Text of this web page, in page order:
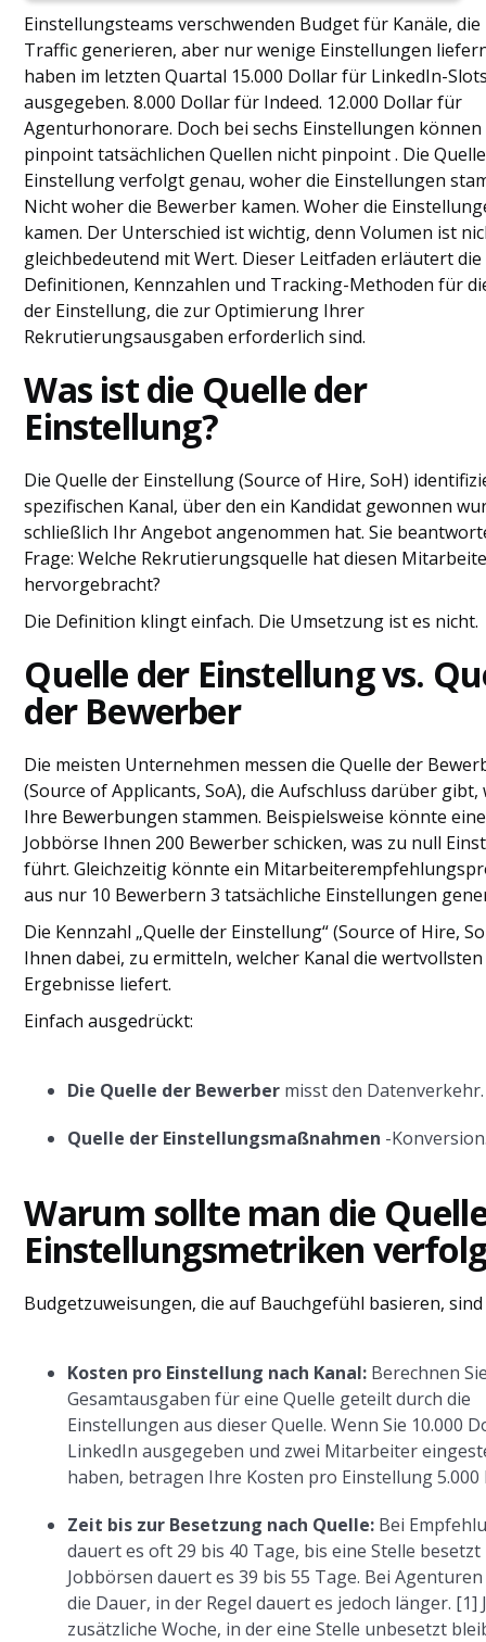
Was ist die Quelle der Einstellung?
Quelle der Einstellung vs. Quelle der
Bewerber
Warum sollte man die Quelle der
Einstellungsmetriken verfolgen?
Die Excel-Falle vs. automatisierte
Nachverfolgung
Top-Quelle für Einstellungsbeispiele
Wie berechnet man die Quelle der
Einstellung?
Einfache Vorlage zur Nachverfolgung von
Einstellungsquellen
Schlussfolgerung
Häufig gestellte Fragen
Einstellungsteams verschwenden Budget für Kanäle, die
Traffic generieren, aber nur wenige Einstellungen
haben im letzten Quartal 15.000 Dollar für LinkedIn-
ausgegeben. 8.000 Dollar für Indeed. 12.000 Dollar für
Agenturhonorare. Doch bei sechs Einstellungen können
pinpoint tatsächlichen Quellen nicht pinpoint . Die
Einstellung verfolgt genau, woher die Einstellungen
Nicht woher die Bewerber kamen. Woher die
kamen. Der Unterschied ist wichtig, denn Volumen ist
gleichbedeutend mit Wert. Dieser Leitfaden erläutert die
Definitionen, Kennzahlen und Tracking-Methoden für
der Einstellung, die zur Optimierung Ihrer
Rekrutierungsausgaben erforderlich sind.
Was ist die Quelle der
Einstellung?
Die Quelle der Einstellung (Source of Hire, SoH)
spezifischen Kanal, über den ein Kandidat gewonnen
schließlich Ihr Angebot angenommen hat. Sie
Frage: Welche Rekrutierungsquelle hat diesen
hervorgebracht?
Die Definition klingt einfach. Die Umsetzung ist es nicht.
Quelle der Einstellung vs.
der Bewerber
Die meisten Unternehmen messen die Quelle der
(Source of Applicants, SoA), die Aufschluss darüber gibt,
Ihre Bewerbungen stammen. Beispielsweise könnte eine
Jobbörse Ihnen 200 Bewerber schicken, was zu null
führt. Gleichzeitig könnte ein
aus nur 10 Bewerbern 3 tatsächliche Einstellungen
Die Kennzahl „Quelle der Einstellung“ (Source of Hire,
Ihnen dabei, zu ermitteln, welcher Kanal die wertvollsten
Ergebnisse liefert.
Einfach ausgedrückt:
Die Quelle der Bewerber misst den Datenverkehr.
Quelle der Einstellungsmaßnahmen -
Warum sollte man die
Einstellungsmetriken
Budgetzuweisungen, die auf Bauchgefühl basieren,
Kosten pro Einstellung nach Kanal: Berechnen
Gesamtausgaben für eine Quelle geteilt durch die
Einstellungen aus dieser Quelle. Wenn Sie 10.000
LinkedIn ausgegeben und zwei Mitarbeiter
haben, betragen Ihre Kosten pro Einstellung 5.000
Zeit bis zur Besetzung nach Quelle: Bei
dauert es oft 29 bis 40 Tage, bis eine Stelle besetzt
Jobbörsen dauert es 39 bis 55 Tage. Bei
die Dauer, in der Regel dauert es jedoch länger. [1]
zusätzliche Woche, in der eine Stelle unbesetzt